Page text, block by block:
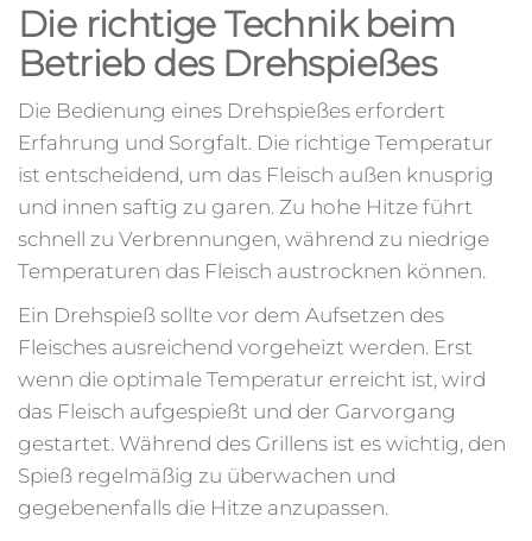
Die richtige Technik beim
Betrieb des Drehspießes
Die Bedienung eines Drehspießes erfordert
Erfahrung und Sorgfalt. Die richtige Temperatur
ist entscheidend, um das Fleisch außen knusprig
und innen saftig zu garen. Zu hohe Hitze führt
schnell zu Verbrennungen, während zu niedrige
Temperaturen das Fleisch austrocknen können.
Ein Drehspieß sollte vor dem Aufsetzen des
Fleisches ausreichend vorgeheizt werden. Erst
wenn die optimale Temperatur erreicht ist, wird
das Fleisch aufgespießt und der Garvorgang
gestartet. Während des Grillens ist es wichtig, den
Spieß regelmäßig zu überwachen und
gegebenenfalls die Hitze anzupassen.